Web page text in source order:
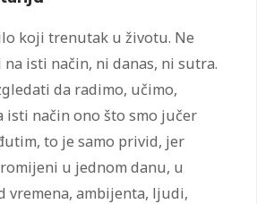
koji trenutak u životu. Ne
isti način, ni danas, ni sutra.
da radimo, učimo,
isti način ono što smo jučer
to je samo privid, jer
u jednom danu, u
vremena, ambijenta, ljudi,